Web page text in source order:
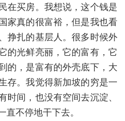
在买房。我想说，这个钱是
家真的很富裕，但是我也看
挣扎的基层人。很多时候外
的光鲜亮丽，它的富有，它
的，是富有的外壳底下，大
存。我觉得新加坡的穷是一
时间，也没有空间去沉淀、
不停地干下去。